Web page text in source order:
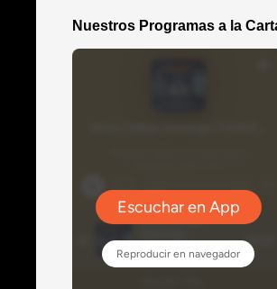
Nuestros Programas a la